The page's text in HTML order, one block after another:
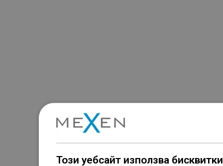
Този уебсайт използва бисквитки